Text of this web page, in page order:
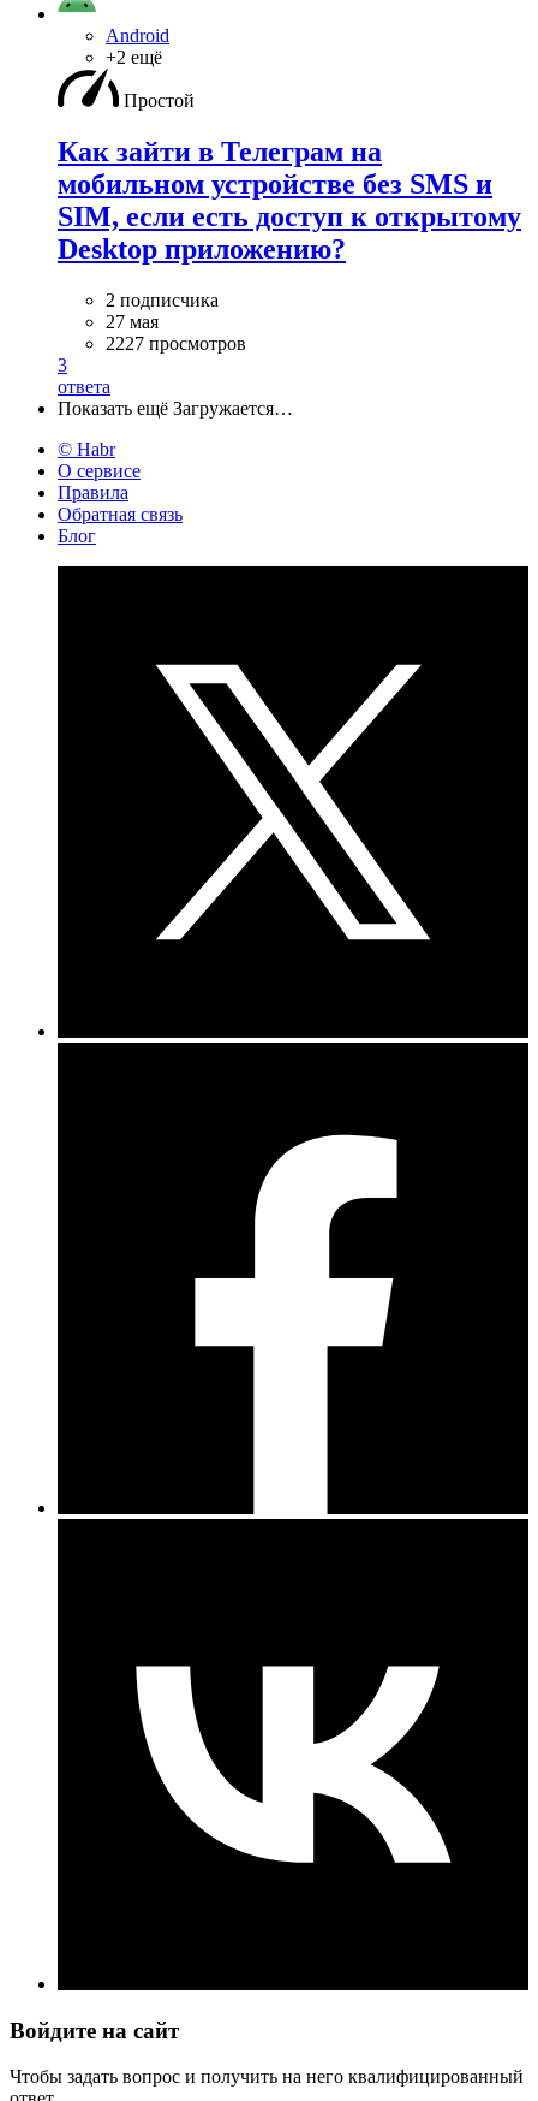
Android
+2 ещё
Простой
Как зайти в Телеграм на
мобильном устройстве без SMS и
SIM, если есть доступ к открытому
Desktop приложению?
2 подписчика
27 мая
2227 просмотров
3
ответа
Показать ещё Загружается…
© Habr
О сервисе
Правила
Обратная связь
Блог
Войдите на сайт
Чтобы задать вопрос и получить на него квалифицированный